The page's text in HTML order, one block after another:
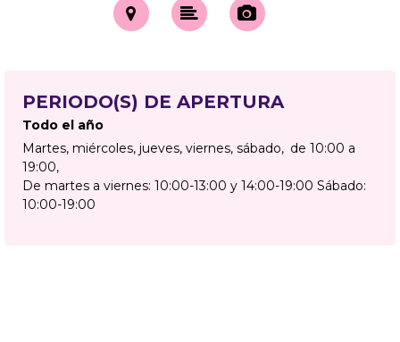
PERIODO(S) DE APERTURA
Todo el año
Martes, miércoles, jueves, viernes, sábado
de 10:00 a
19:00
De martes a viernes: 10:00-13:00 y 14:00-19:00 Sábado:
10:00-19:00